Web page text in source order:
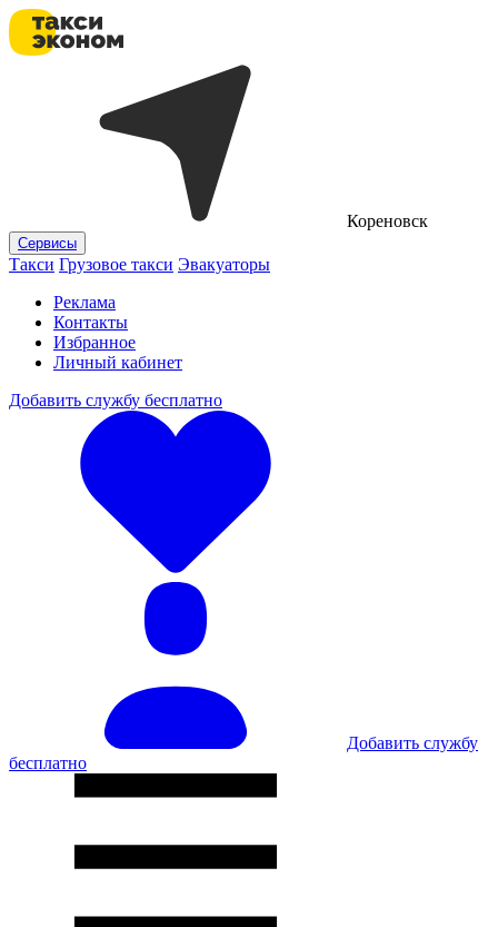
Кореновск
Сервисы
Такси Грузовое такси Эвакуаторы
Реклама
Контакты
Избранное
Личный кабинет
Добавить службу бесплатно
Добавить службу
бесплатно